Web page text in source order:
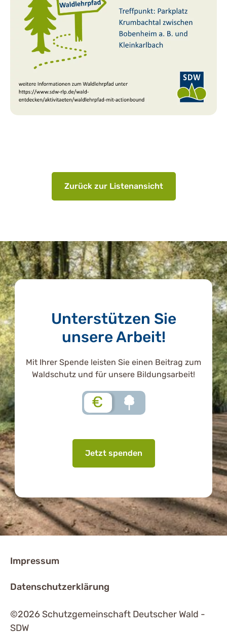
Zurück zur Listenansicht
Unterstützen Sie
unsere Arbeit!
Mit Ihrer Spende leisten Sie einen Beitrag zum
Waldschutz und für unsere Bildungsarbeit!
€
Jetzt spenden
©2026 Schutzgemeinschaft Deutscher Wald -
SDW
Impressum
Datenschutzerklärung